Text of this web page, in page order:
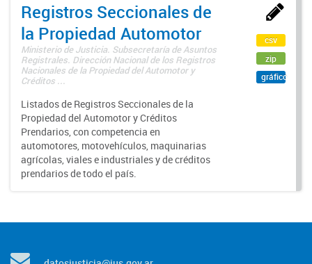
Registros Seccionales de
la Propiedad Automotor
Ministerio de Justicia. Subsecretaría de Asuntos
Registrales. Dirección Nacional de los Registros
Nacionales de la Propiedad del Automotor y
Créditos ...
Listados de Registros Seccionales de la
Propiedad del Automotor y Créditos
Prendarios, con competencia en
automotores, motovehículos, maquinarias
agrícolas, viales e industriales y de créditos
prendarios de todo el país.
csv
zip
gráfico